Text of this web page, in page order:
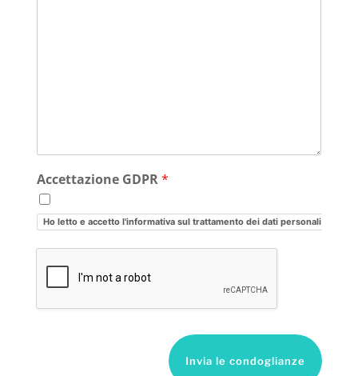
Accettazione GDPR*
Ho letto e accetto l'informativa sul trattamento dei dati personali
Invia le condoglianze